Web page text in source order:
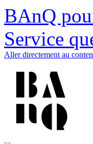
BAnQ
Service
Aller directement au